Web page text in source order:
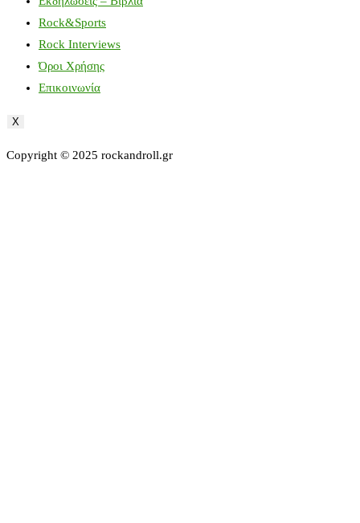
Rock&Sports
Rock Interviews
Όροι Χρήσης
Επικοινωνία
X
Copyright © 2025 rockandroll.gr